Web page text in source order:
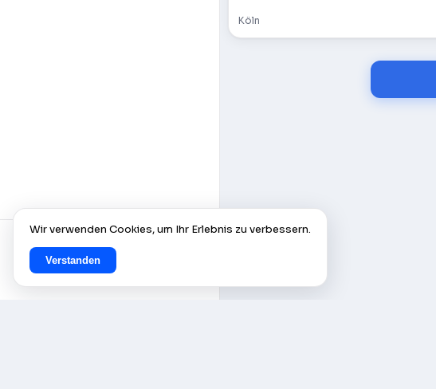
Köln
Wir verwenden Cookies, um Ihr Erlebnis zu verbessern.
Verstanden